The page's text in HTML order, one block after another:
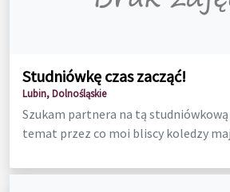
Studniówkę czas zacząć!
Lubin, Dolnośląskie
Szukam partnera na tą
temat przez co moi bliscy koledzy